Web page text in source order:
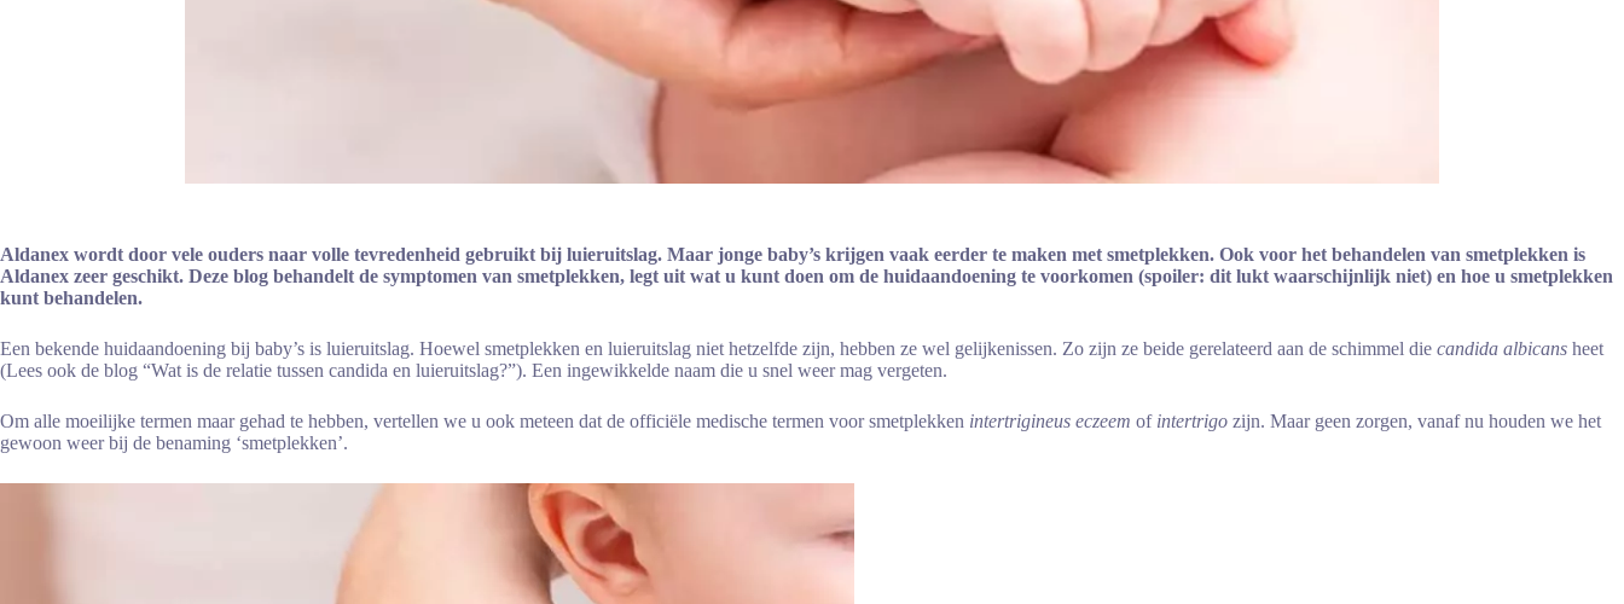
Aldanex wordt door vele ouders naar volle tevredenheid gebruikt bij luieruitslag. Maar jonge baby’s krijgen vaak eerder te maken met smetplekken. Ook voor het behandelen van smetplekken is
Aldanex zeer geschikt. Deze blog behandelt de symptomen van smetplekken, legt uit wat u kunt doen om de huidaandoening te voorkomen (spoiler: dit lukt waarschijnlijk niet) en hoe u smetplekken
kunt behandelen.
Een bekende huidaandoening bij baby’s is luieruitslag. Hoewel smetplekken en luieruitslag niet hetzelfde zijn, hebben ze wel gelijkenissen. Zo zijn ze beide gerelateerd aan de schimmel die candida albicans heet
(Lees ook de blog “Wat is de relatie tussen candida en luieruitslag?”). Een ingewikkelde naam die u snel weer mag vergeten.
Om alle moeilijke termen maar gehad te hebben, vertellen we u ook meteen dat de officiële medische termen voor smetplekken intertrigineus eczeem of intertrigo zijn. Maar geen zorgen, vanaf nu houden we het
gewoon weer bij de benaming ‘smetplekken’.